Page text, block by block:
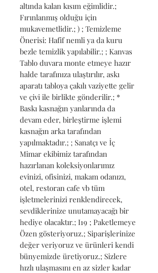
altında kalan kısım eğimlidir.;
Fırınlanmış olduğu için
mukavemetlidir.; ) ; Temizleme
Önerisi: Hafif nemli ya da kuru
bezle temizlik yapılabilir.; ; Kanvas
Tablo duvara monte etmeye hazır
halde tarafınıza ulaştırılır, askı
aparatı tabloya çakılı vaziyette gelir
ve çivi ile birlikte gönderilir.; *
Baskı kasnağın yanlarında da
devam eder, birleştirme işlemi
kasnağın arka tarafından
yapılmaktadır.; ; Sanatçı ve İç
Mimar ekibimiz tarafından
hazırlanan koleksiyonlarımız
evinizi, ofisinizi, makam odanızı,
otel, restoran cafe vb tüm
işletmelerinizi renklendirecek,
sevdiklerinize unutamayacağı bir
hediye olacaktır.; I19 ; Paketlemeye
Özen gösteriyoruz.; Siparişlerinize
değer veriyoruz ve ürünleri kendi
bünyemizde üretiyoruz.; Sizlere
hızlı ulaşmasını en az sizler kadar